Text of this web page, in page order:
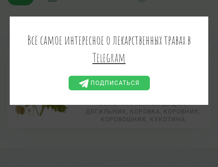
Дягиль лекарственный
Angelica archangelica L.
ДЯГИЛЕВЫЙ, ДУДНИК
ЛЕКАРСТВЕННЫЙ, ДЯГИЛЬ
ВОНЮЧКА, ВОЛЧЬЯ ДУДКА,
ДЯГИЛЬНИК, КОРОВКА, КОРОВНИК,
КОРОВОШНИК, КУКОТИНА
Всё самое интересное о лекарственных травах в
Telegram
ПОДПИСАТЬСЯ